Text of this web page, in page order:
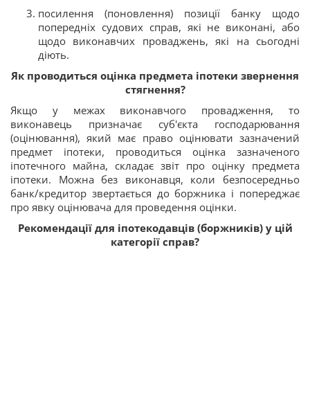
посилення (поновлення) позиції банку щодо
попередніх судових справ, які не виконані, або
щодо виконавчих проваджень, які на сьогодні
діють.
Як проводиться оцінка предмета іпотеки звернення
стягнення?
Якщо у межах виконавчого провадження, то
виконавець призначає суб'єкта господарювання
(оцінювання), який має право оцінювати зазначений
предмет іпотеки, проводиться оцінка зазначеного
іпотечного майна, складає звіт про оцінку предмета
іпотеки. Можна без виконавця, коли безпосередньо
банк/кредитор звертається до боржника і попереджає
про явку оцінювача для проведення оцінки.
Рекомендації для іпотекодавців (боржників) у цій
категорії справ?